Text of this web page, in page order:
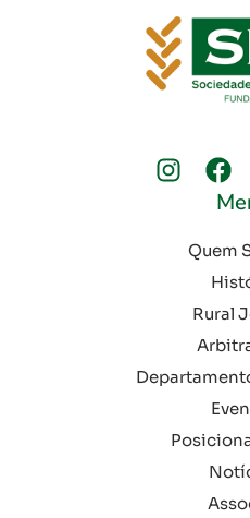
Quem
Rural